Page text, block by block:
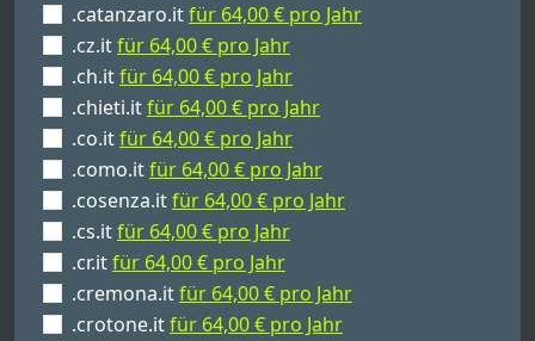
.catanzaro.itfür 64,00 € pro Jahr
.cz.itfür 64,00 € pro Jahr
.ch.itfür 64,00 € pro Jahr
.chieti.itfür 64,00 € pro Jahr
.co.itfür 64,00 € pro Jahr
.como.itfür 64,00 € pro Jahr
.cosenza.itfür 64,00 € pro Jahr
.cs.itfür 64,00 € pro Jahr
.cr.itfür 64,00 € pro Jahr
.cremona.itfür 64,00 € pro Jahr
.crotone.itfür 64,00 € pro Jahr